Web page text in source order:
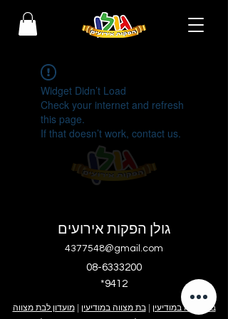
Widget Didn’t Load
Check your internet and refresh
this page.
If that doesn’t work, contact us.
גולן הפקות אירועים
4377548@gmail.com
08-6333200
בר מצווה במודיעין |בת מצווה במודיעין |מועדון לבת מצווה
*9412